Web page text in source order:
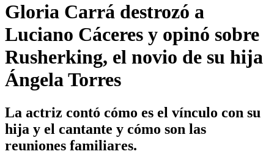
Gloria Carrá destrozó a
Luciano Cáceres y opinó sobre
Rusherking, el novio de su hija
Ángela Torres
La actriz contó cómo es el vínculo con su
hija y el cantante y cómo son las
reuniones familiares.